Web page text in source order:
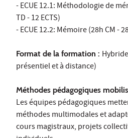
- ECUE 12.1: Méthodologie de
TD - 12 ECTS)
- ECUE 12.2: Mémoire (28h CM -
Format de la formation :
présentiel et à distance)
Méthodes pédagogiques
Les équipes pédagogiques
méthodes multimodales et
cours magistraux, projets